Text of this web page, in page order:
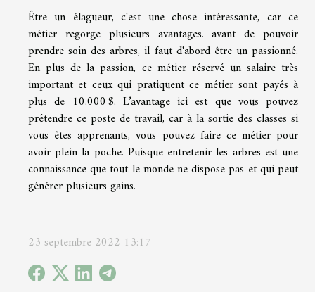
Être un élagueur, c'est une chose intéressante, car ce
métier regorge plusieurs avantages. avant de pouvoir
prendre soin des arbres, il faut d'abord être un passionné.
En plus de la passion, ce métier réservé un salaire très
important et ceux qui pratiquent ce métier sont payés à
plus de 10.000 $. L’avantage ici est que vous pouvez
prétendre ce poste de travail, car à la sortie des classes si
vous êtes apprenants, vous pouvez faire ce métier pour
avoir plein la poche. Puisque entretenir les arbres est une
connaissance que tout le monde ne dispose pas et qui peut
générer plusieurs gains.
23 septembre 2022 13:17